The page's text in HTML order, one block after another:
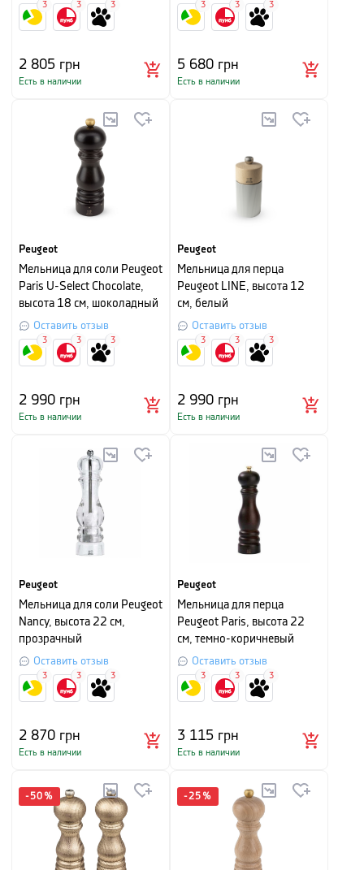
2 805 грн
Есть в наличии
3 3 3
5 680 грн
Есть в наличии
3 3 3
Peugeot
Мельница для соли Peugeot
Paris U-Select Chocolate,
высота 18 см, шоколадный
Оставить отзыв
2 990 грн
Есть в наличии
3 3 3
Peugeot
Мельница для перца
Peugeot LINE, высота 12
см, белый
Оставить отзыв
2 990 грн
Есть в наличии
3 3 3
Peugeot
Мельница для соли Peugeot
Nancy, высота 22 см,
прозрачный
Оставить отзыв
2 870 грн
Есть в наличии
3 3 3
Peugeot
Мельница для перца
Peugeot Paris, высота 22
см, темно-коричневый
Оставить отзыв
3 115 грн
Есть в наличии
3 3 3
-50 % -25 %